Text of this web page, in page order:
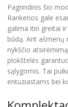
Pagrindinis šio
Rankenos gale
galima itin greitai
būdą. Ant ašmenų
nykščio
plokštelės
sąlygomis. Tai
entuziastams bei